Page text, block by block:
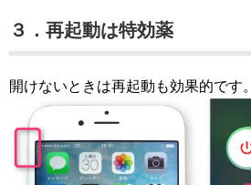
３．再起動は特効薬
開けないときは再起動も効果的です。